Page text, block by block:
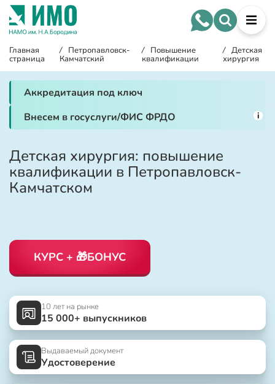
Главная
страница
/ Петропавловск-
Камчатский
/ Повышение
квалификации
/ Детская
хирургия
Аккредитация под ключ
Внесем в госуслуги/ФИС ФРДО
i
Детская хирургия: повышение
квалификации в Петропавловск-
Камчатском
КУРС + 🎁БОНУС
10 лет на рынке
15 000+ выпускников
Выдаваемый документ
Удостоверение